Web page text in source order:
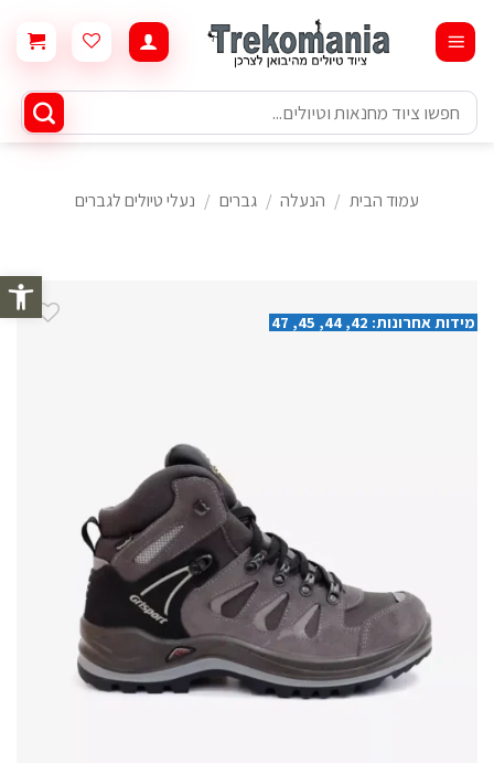
פתח
content
חיפוש
עבור:
עמוד הבית / הנעלה / גברים / נעלי טיולים לגברים
מידות אחרונות: 42, 44, 45, 47